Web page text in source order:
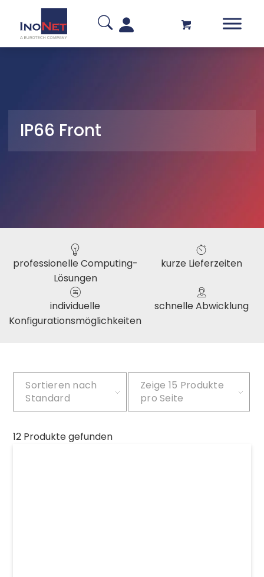
IP66 Front
professionelle Computing-
Lösungen
kurze Lieferzeiten
individuelle
Konfigurationsmöglichkeiten
schnelle Abwicklung
Sortieren nach
Standard
Zeige 15 Produkte
pro Seite
12 Produkte gefunden